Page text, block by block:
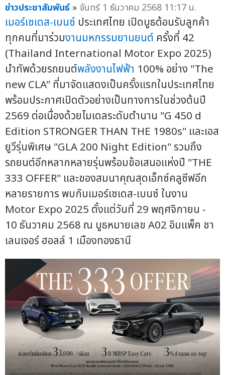
ข่าวประชาสัมพันธ์ » จันทร์ 1 ธันวาคม 2568 11:17 น.
เมอร์เซเดส-เบนซ์ ประเทศไทย เปิดบูธต้อนรับลูกค้า
ทุกคนที่มาร่วมงานมหกรรมยานยนต์ ครั้งที่ 42
(Thailand International Motor Expo 2025)
นำทัพด้วยรถยนต์พลังงานไฟฟ้า 100% อย่าง "The
new CLA" ที่มาจัดแสดงเป็นครั้งแรกในประเทศไทย
พร้อมประกาศเปิดตัวอย่างเป็นทางการในช่วงต้นปี
2569 ต่อเนื่องด้วยโมเดลระดับตำนาน "G 450 d
Edition STRONGER THAN THE 1980s" และเอส
ยูวีรุ่นพิเศษ "GLA 200 Night Edition" รวมถึง
รถยนต์อีกหลากหลายรุ่นพร้อมข้อเสนอแห่งปี "THE
333 OFFER" และของสมนาคุณสุดเอ็กซ์คลูซีฟอีก
หลายรายการ พบกับเมอร์เซเดส-เบนซ์ ในงาน
Motor Expo 2025 ตั้งแต่วันที่ 29 พฤศจิกายน -
10 ธันวาคม 2568 ณ บูธหมายเลข A02 อิมแพ็ค ชา
เลนเจอร์ ฮอลล์ 1 เมืองทองธานี